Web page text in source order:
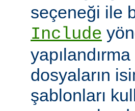
seçeneği ile
Include
dosyaların
şablonları